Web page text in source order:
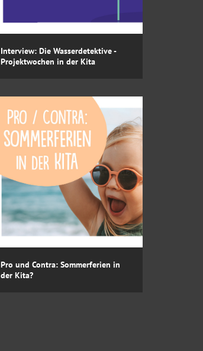
Interview: Die Wasserdetektive -
Projektwochen in der Kita
Pro und Contra: Sommerferien in
der Kita?